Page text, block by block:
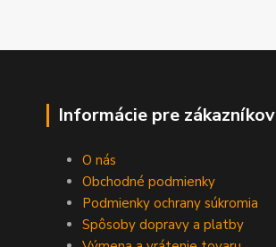
Informácie pre zákazníkov
O nás
Obchodné podmienky
Podmienky ochrany súkromia
Spôsoby dopravy a platby